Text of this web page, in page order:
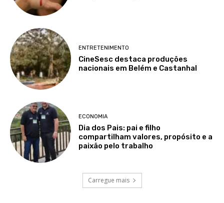
ENTRETENIMENTO
CineSesc destaca produções
nacionais em Belém e Castanhal
ECONOMIA
Dia dos Pais: pai e filho
compartilham valores, propósito e a
paixão pelo trabalho
Carregue mais